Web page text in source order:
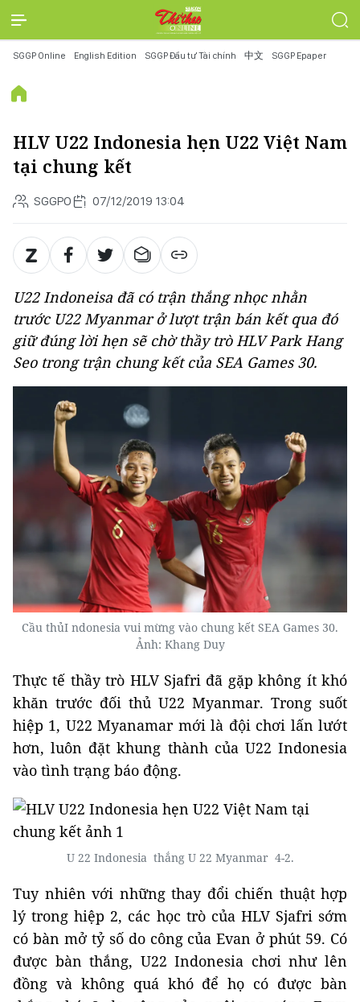
SGGP Online English Edition SGGP Đầu tư Tài chính 中文 SGGP Epaper
HLV U22 Indonesia hẹn U22 Việt Nam
tại chung kết
SGGPO 07/12/2019 13:04
U22 Indoneisa đã có trận thắng nhọc nhằn
trước U22 Myanmar ở lượt trận bán kết qua đó
giữ đúng lời hẹn sẽ chờ thầy trò HLV Park Hang
Seo trong trận chung kết của SEA Games 30.
Cầu thủI ndonesia vui mừng vào chung kết SEA Games 30.
Ảnh: Khang Duy
Thực tế thầy trò HLV Sjafri đã gặp không ít khó
khăn trước đối thủ U22 Myanmar. Trong suốt
hiệp 1, U22 Myanamar mới là đội chơi lấn lướt
hơn, luôn đặt khung thành của U22 Indonesia
vào tình trạng báo động.
U 22 Indonesia thắng U 22 Myanmar 4-2.
Tuy nhiên với những thay đổi chiến thuật hợp
lý trong hiệp 2, các học trò của HLV Sjafri sớm
có bàn mở tỷ số do công của Evan ở phút 59. Có
được bàn thắng, U22 Indonesia chơi như lên
đồng và không quá khó để họ có được bàn